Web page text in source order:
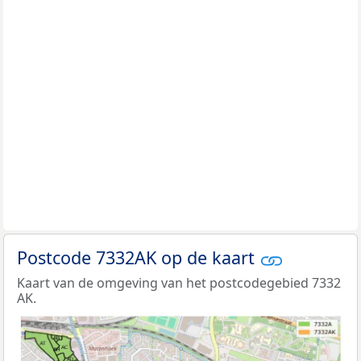
Postcode 7332AK op de kaart
Kaart van de omgeving van het postcodegebied 7332
AK.